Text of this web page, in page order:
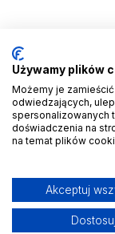
Używamy plików
Możemy je
odwiedzających,
spersonalizowanych
doświadczenia na
na temat plików
Akceptuj